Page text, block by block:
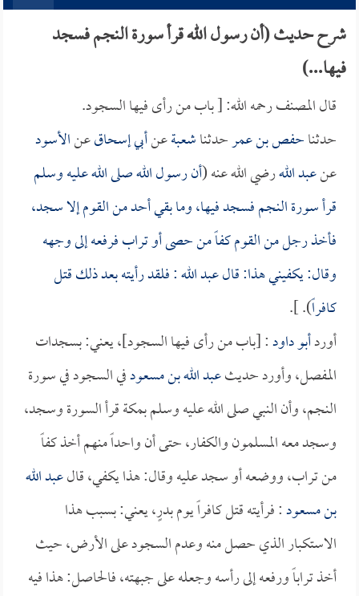
شرح حديث (أن رسول الله قرأ سورة النجم فسجد
فيها...)
قال المصنف رحمه الله: [ باب من رأى فيها السجود.
حدثناحفص بن عمرحدثناشعبةعنأبي إسحاقعنالأسود
عنعبد اللهرضي الله عنه (أن رسول الله صلى الله عليه وسلم
قرأ سورة النجم فسجد فيها، وما بقي أحد من القوم إلا سجد،
فأخذ رجل من القوم كفاً من حصى أو تراب فرفعه إلى وجهه
وقال: يكفيني هذا: قالعبد الله: فلقد رأيته بعد ذلك قتل
كافراً). ].
أوردأبو داود: [باب من رأى فيها السجود]، يعني: بسجدات
المفصل، وأورد حديثعبد الله بن مسعودفي السجود في سورة
النجم، وأن النبي صلى الله عليه وسلم بمكة قرأ السورة وسجد،
وسجد معه المسلمون والكفار، حتى أن واحداً منهم أخذ كفاً
من تراب، ووضعه أو سجد عليه وقال: هذا يكفي، قالعبد الله
بن مسعود: فرأيته قتل كافراً يوم بدرٍ، يعني: بسبب هذا
الاستكبار الذي حصل منه وعدم السجود على الأرض، حيث
أخذ تراباً ورفعه إلى رأسه وجعله على جبهته، فالحاصل: هذا فيه